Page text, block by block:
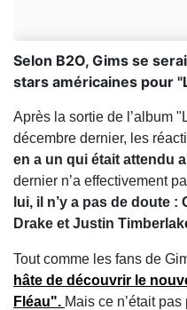
Selon B2O, Gims se
stars américaines pour
Après la sortie de l’album
décembre dernier, les
en a un qui était attendu
dernier n’a effectivement
lui, il n’y a pas de doute
Drake et Justin
Tout comme les fans de
hâte de découvrir le
Fléau". Mais ce n’était